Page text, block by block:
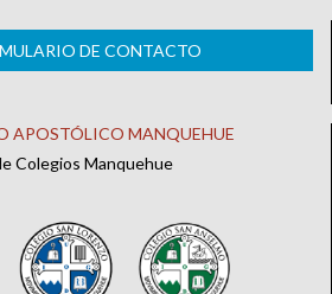
DE CONTACTO
APOSTÓLICO MANQUEHUE
Colegios Manquehue